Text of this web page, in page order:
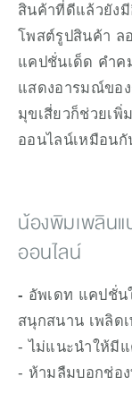
สินค้าที่ดีแล้วยัง
โพสต์รูปสินค้า ล
แคปชั่นเด็ด คำค
แสดงอารมณ์ขอ
มุขเสี่ยวก็ช่วยเ
ออนไลน์เหมือนกั
น้องพิมเพลินแ
ออนไลน์
- อัพเดท แคปชั่
สนุกสนาน เพลิด
- ไม่แนะนำให้มี